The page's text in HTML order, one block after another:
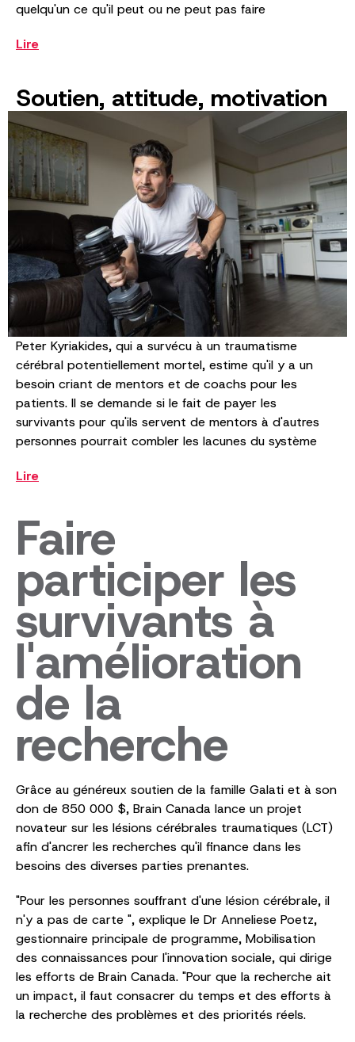
quelqu'un ce qu'il peut ou ne peut pas faire
Lire
Soutien, attitude, motivation
Peter Kyriakides, qui a survécu à un traumatisme
cérébral potentiellement mortel, estime qu'il y a un
besoin criant de mentors et de coachs pour les
patients. Il se demande si le fait de payer les
survivants pour qu'ils servent de mentors à d'autres
personnes pourrait combler les lacunes du système
Lire
Faire
participer les
survivants à
l'amélioration
de la
recherche
Grâce au généreux soutien de la famille Galati et à son
don de 850 000 $, Brain Canada lance un projet
novateur sur les lésions cérébrales traumatiques (LCT)
afin d'ancrer les recherches qu'il finance dans les
besoins des diverses parties prenantes.
"Pour les personnes souffrant d'une lésion cérébrale, il
n'y a pas de carte ", explique le Dr Anneliese Poetz,
gestionnaire principale de programme, Mobilisation
des connaissances pour l'innovation sociale, qui dirige
les efforts de Brain Canada. "Pour que la recherche ait
un impact, il faut consacrer du temps et des efforts à
la recherche des problèmes et des priorités réels.